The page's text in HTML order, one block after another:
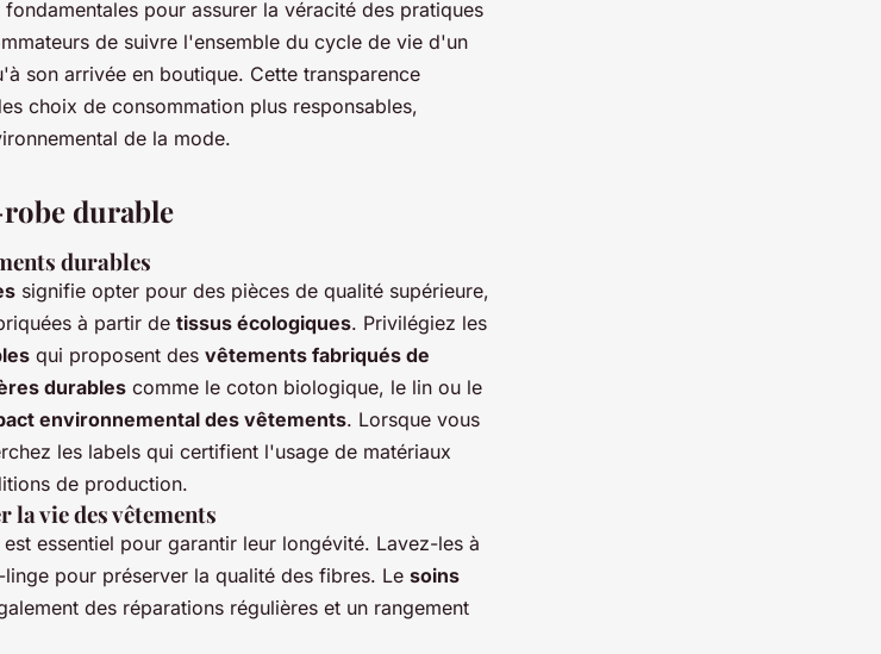
pour assurer la véracité des pratiques
de suivre l'ensemble du cycle de vie d'un
son arrivée en boutique. Cette transparence
choix de consommation plus responsables,
de la mode.
durable
durables
signifie opter pour des pièces de qualité supérieure,
à partir de tissus écologiques. Privilégiez les
qui proposent des vêtements fabriqués de
durables comme le coton biologique, le lin ou le
environnemental des vêtements. Lorsque vous
les labels qui certifient l'usage de matériaux
de production.
vie des vêtements
est essentiel pour garantir leur longévité. Lavez-les à
pour préserver la qualité des fibres. Le soins
des réparations régulières et un rangement